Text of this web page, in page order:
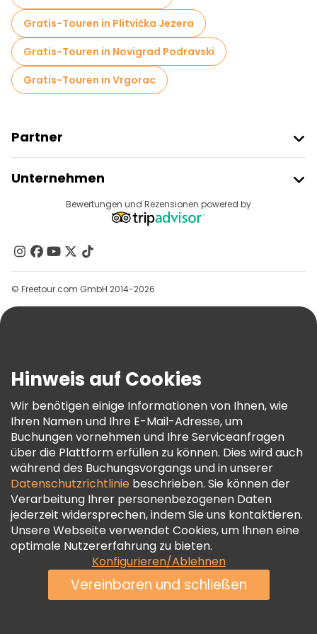
Kostenlose Führungen in der Nähe St. Mark's Church
Gratis-Touren in Plitvička Jezera
Gratis-Touren in Novigrad Podravski
Gratis-Touren in Vrgorac
Partner
Anbieter-Anmeldung
Affiliate-Programm
Unternehmen
Reiseziele
Kontakt
Gruppen
Hilfe
AGB Und Rechtliches
Cookie-Richtlinie
Freetour Auszeichnungen
Treueprogramm
Bewertungen und Rezensionen powered by
© Freetour.com GmbH 2014-2026
Hinweis auf Cookies
Wir benötigen einige Informationen von Ihnen, wie
Ihren Namen und Ihre E-Mail-Adresse, um
Buchungen vornehmen und Ihre Serviceanfragen
über die Plattform erfüllen zu können. Dies wird auch
während des Buchungsvorgangs und in unserer
Datenschutzrichtlinie beschrieben. Sie können der
Verarbeitung Ihrer personenbezogenen Daten
jederzeit widersprechen, indem Sie uns kontaktieren.
Unsere Webseite verwendet Cookies, um Ihnen eine
optimale Nutzererfahrung zu bieten.
Konfigurieren/Ablehnen
Vereinbaren und schließen